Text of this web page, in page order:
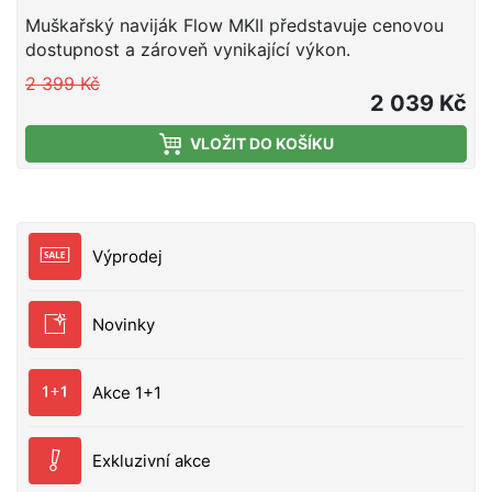
Výprodej
Novinky
Akce 1+1
Exkluzivní akce
Muškařský naviják Flow MKII představuje cenovou
dostupnost a zároveň vynikající výkon.
2 399 Kč
2 039 Kč
VLOŽIT DO KOŠÍKU